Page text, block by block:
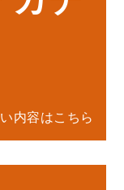
内容はこちら